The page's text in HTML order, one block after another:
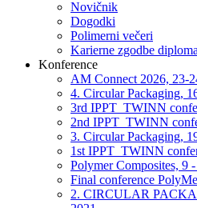
Novičnik
Dogodki
Polimerni večeri
Karierne zgodbe
Konference
AM Connect 2026, 23-
4. Circular Packaging,
3rd IPPT_TWINN
2nd IPPT_TWINN
3. Circular Packaging,
1st IPPT_TWINN
Polymer Composites, 9
Final conference
2. CIRCULAR